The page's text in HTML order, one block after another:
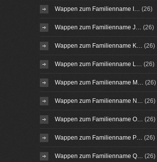
Wappen zum Familienname I… (26)
Wappen zum Familienname J… (26)
Wappen zum Familienname K… (26)
Wappen zum Familienname L… (26)
Wappen zum Familienname M… (26)
Wappen zum Familienname N… (26)
Wappen zum Familienname O… (26)
Wappen zum Familienname P… (26)
Wappen zum Familienname Q… (26)